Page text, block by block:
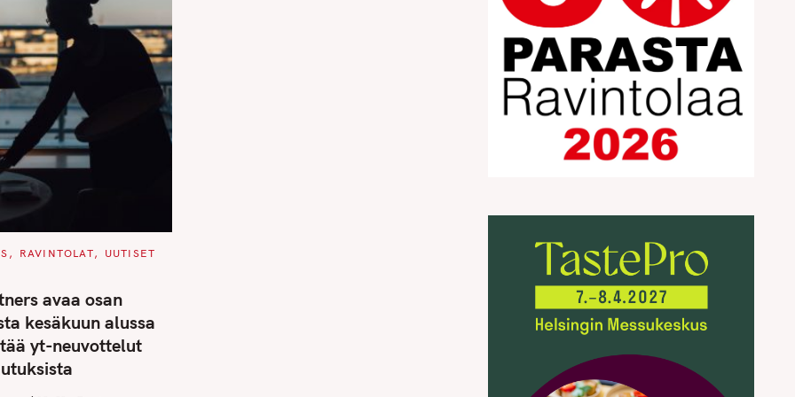
RAVINTOLAT
UUTISET
avaa osan
kesäkuun alussa
yt-neuvottelut